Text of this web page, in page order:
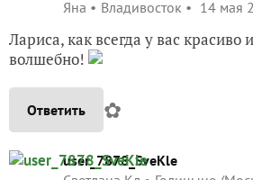
Светлана Кл
Голицыно
14 мая 2025, 05:25
Ларисаааа, как всегда любуюсь
А у нас мускари и белые и Грейп
начались, а Ваши уж отцветают)
Вот, наконец-то, всё хотела
Вашей тоже шубка серая, а голова,